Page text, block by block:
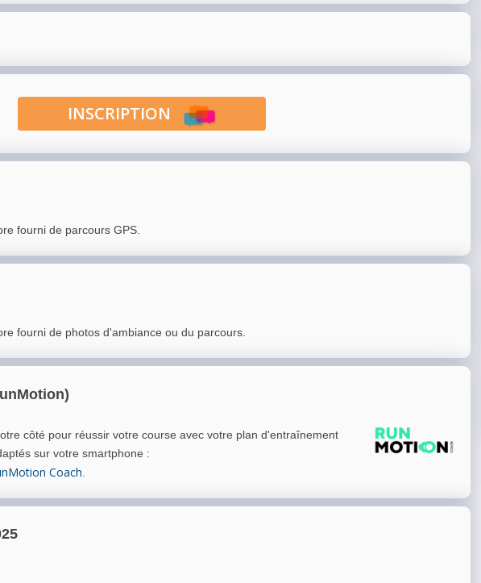
INSCRIPTION
fourni de parcours GPS.
fourni de photos d'ambiance ou du parcours.
côté pour réussir votre course avec votre plan d'entraînement
sur votre smartphone :
Coach.